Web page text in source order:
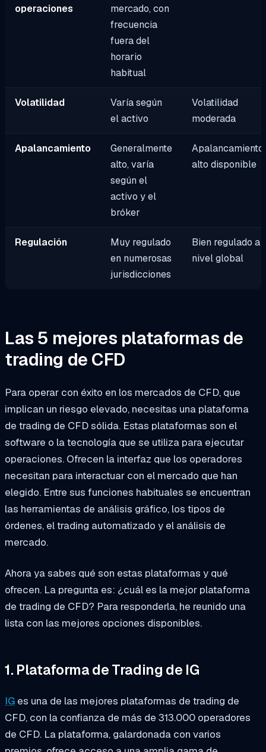
operaciones
mercado, con
frecuencia
fuera del
horario
habitual
Volatilidad
Varía según
el activo
Volatilidad
moderada
Apalancamiento
Generalmente
alto, varía
según el
activo y el
bróker
Apalancamiento
alto disponible
Regulación
Muy regulado
en numerosas
jurisdicciones
Bien regulado a
nivel global
Las 5 mejores plataformas de
trading de CFD
Para operar con éxito en los mercados de CFD, que
implican un riesgo elevado, necesitas una plataforma
de trading de CFD sólida. Estas plataformas son el
software o la tecnología que se utiliza para ejecutar
operaciones. Ofrecen la interfaz que los operadores
necesitan para interactuar con el mercado que han
elegido. Entre sus funciones habituales se encuentran
las herramientas de análisis gráfico, los tipos de
órdenes, el trading automatizado y el análisis de
mercado.
Ahora ya sabes qué son estas plataformas y qué
ofrecen. La pregunta es: ¿cuál es la mejor plataforma
de trading de CFD? Para responderla, he reunido una
lista con las mejores opciones disponibles.
1. Plataforma de Trading de IG
IG es una de las mejores plataformas de trading de
CFD, con la confianza de más de 313.000 operadores
de CFD. La plataforma, galardonada con varios